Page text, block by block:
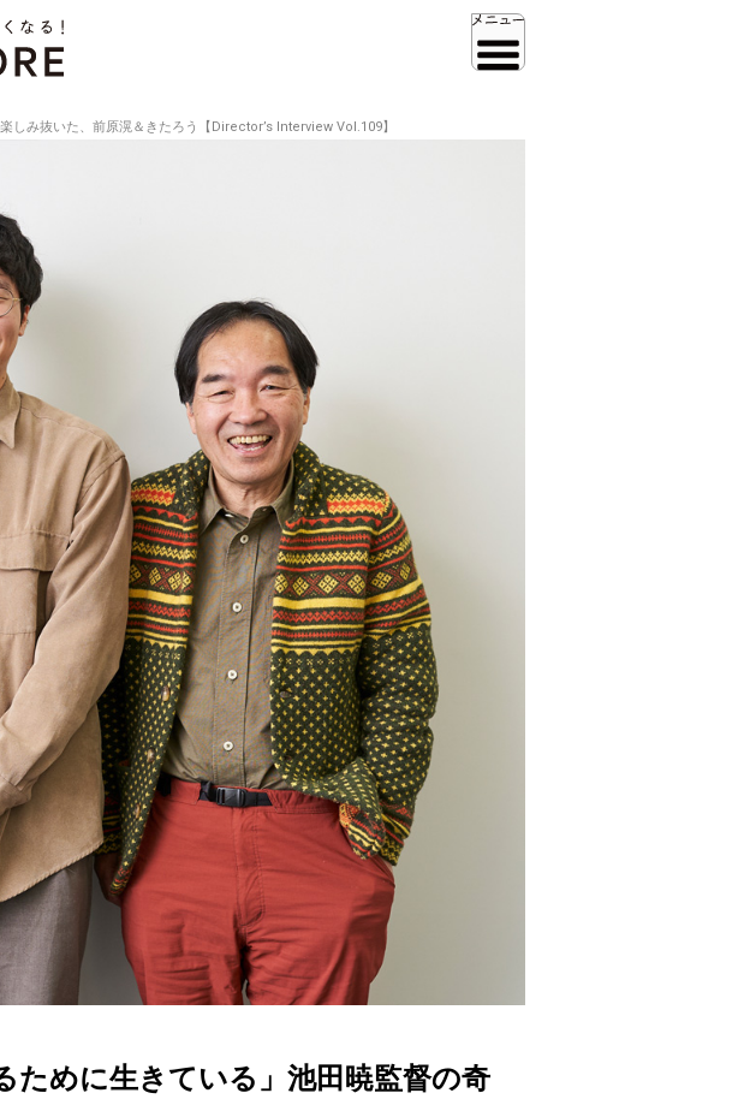
しみ抜いた、前原滉＆きたろう【Director’s Interview Vol.109】
ために生きている」池田暁監督の奇